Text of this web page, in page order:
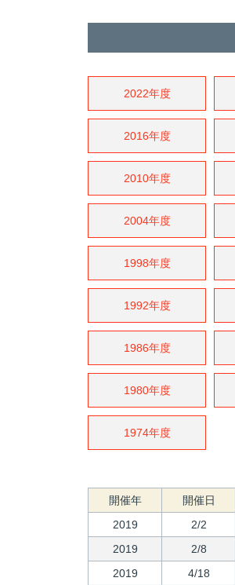
2022年度
2016年度
2010年度
2004年度
1998年度
1992年度
1986年度
1980年度
1974年度
開催年 開催日
2019
2/2
2019
2/8
2019
4/18